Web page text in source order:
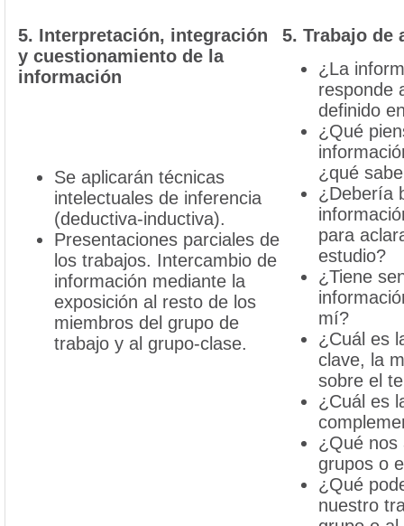
5. Interpretación, integración
y cuestionamiento de la
información
Se aplicarán técnicas
intelectuales de inferencia
(deductiva-inductiva).
Presentaciones parciales de
los trabajos. Intercambio de
información mediante la
exposición al resto de los
miembros del grupo de
trabajo y al grupo-clase.
5. Trabajo de
¿La
responde
definido
¿Qué
¿qué
¿Debería
para
estudio?
¿Tiene
mí?
¿Cuál es
clave, la
sobre el
¿Cuál es
¿Qué nos
grupos o
¿Qué
nuestro